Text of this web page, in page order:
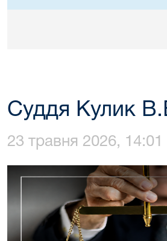
Суддя Кулик
23 травня 2026, 14:01